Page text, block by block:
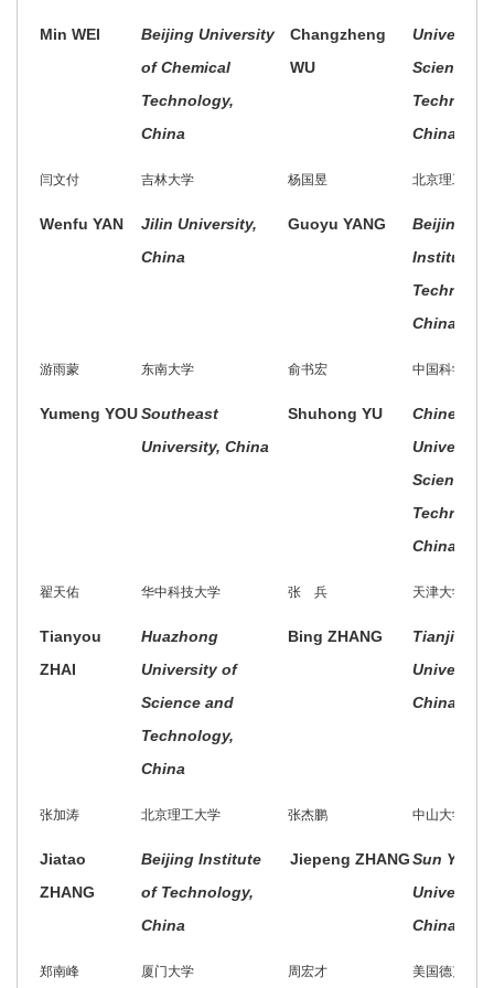
Min WEI
Beijing University
of Chemical
Technology,
China
Changzheng
WU
University
Science
China,
闫文付
Wenfu YAN
吉林大学
Jilin University,
China
杨国昱
Guoyu YANG
北京理工大学
Beijing
Institute of
China
游雨蒙
Yumeng YOU
东南大学
Southeast
University, China
俞书宏
Shuhong YU
中国科学技
Chinese
University
Science
China
翟天佑
Tianyou
ZHAI
华中科技大学
Huazhong
University of
Science and
Technology,
China
张 兵
Bing ZHANG
天津大学
Tianjin
University,
China
张加涛
Jiatao
ZHANG
北京理工大学
Beijing Institute
of Technology,
China
张杰鹏
Jiepeng ZHANG
中山大学
Sun Yat-
University,
China
郑南峰 厦门大学 周宏才 美国德克萨